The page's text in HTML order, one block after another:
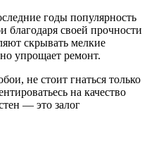
годы популярность
благодаря своей прочности
скрывать мелкие
упрощает ремонт.
не стоит гнаться только
на качество
— это залог